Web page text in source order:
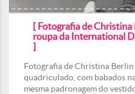
[ Fotografia de Christina
roupa da International
]
Fotografia de Christina
quadriculado, com babados
mesma padronagem do